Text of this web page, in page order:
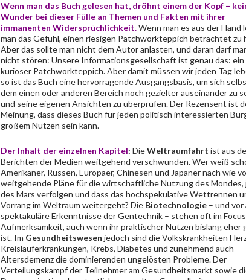
Wenn man das Buch gelesen hat, dröhnt einem der Kopf –
Wunder bei dieser Fülle an Themen und Fakten mit ihrer
immanenten Widersprüchlichkeit.Wenn man es aus der Hand
man das Gefühl, einen riesigen Patchworkteppich betrachtet zu
Aber das sollte man nicht dem Autor anlasten, und daran darf
nicht stören: Unsere Informationsgesellschaft ist genau das: ein
kurioser Patchworkteppich. Aber damit müssen wir jeden Tag
so ist das Buch eine hervorragende Ausgangsbasis, um sich
dem einen oder anderen Bereich noch gezielter auseinander zu
und seine eigenen Ansichten zu überprüfen. Der Rezensent ist
Meinung, dass dieses Buch für jeden politisch interessierten
großem Nutzen sein kann.
Der Inhalt der einzelnen Kapitel: DieWeltraumfahrt ist aus
Berichten der Medien weitgehend verschwunden. Wer weiß
Amerikaner, Russen, Europäer, Chinesen und Japaner nach wie
weitgehende Pläne für die wirtschaftliche Nutzung des Mondes,
des Mars verfolgen und dass das hochspekulative Wettrennen
Vorrang im Weltraum weitergeht? Die Biotechnologie – und vor
spektakuläre Erkenntnisse der Gentechnik – stehen oft im
Aufmerksamkeit, auch wenn ihr praktischer Nutzen bislang eher
ist. Im Gesundheitswesen jedoch sind die Volkskrankheiten
Kreislauferkrankungen, Krebs, Diabetes und zunehmend auch
Altersdemenz die dominierenden ungelösten Probleme. Der
Verteilungskampf der Teilnehmer am Gesundheitsmarkt sowie